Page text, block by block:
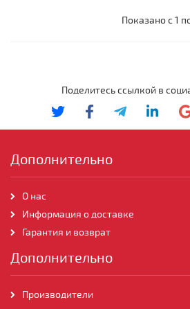
Показано с 1
Поделитесь ссылкой в
Дополнительно
О нас
Информация о доставке
Гарантия и возврат
Дополнительно
Производители